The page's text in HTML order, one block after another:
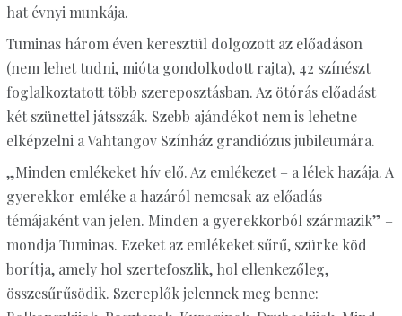
hat évnyi munkája.
Tuminas három éven keresztül dolgozott az előadáson
(nem lehet tudni, mióta gondolkodott rajta), 42 színészt
foglalkoztatott több szereposztásban. Az ötórás előadást
két szünettel játsszák. Szebb ajándékot nem is lehetne
elképzelni a Vahtangov Színház grandiózus jubileumára.
„Minden emlékeket hív elő. Az emlékezet – a lélek hazája. A
gyerekkor emléke a hazáról nemcsak az előadás
témájaként van jelen. Minden a gyerekkorból származik” –
mondja Tuminas. Ezeket az emlékeket sűrű, szürke köd
borítja, amely hol szertefoszlik, hol ellenkezőleg,
összesűrűsödik. Szereplők jelennek meg benne: